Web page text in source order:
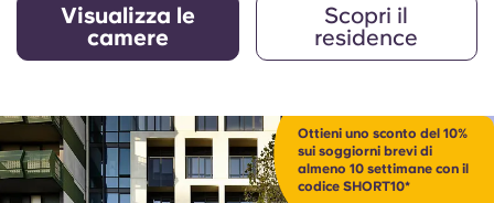
Visualizza le
camere
Scopri il
residence
Ottieni uno sconto del 10%
sui soggiorni brevi di
almeno 10 settimane con il
codice SHORT10*